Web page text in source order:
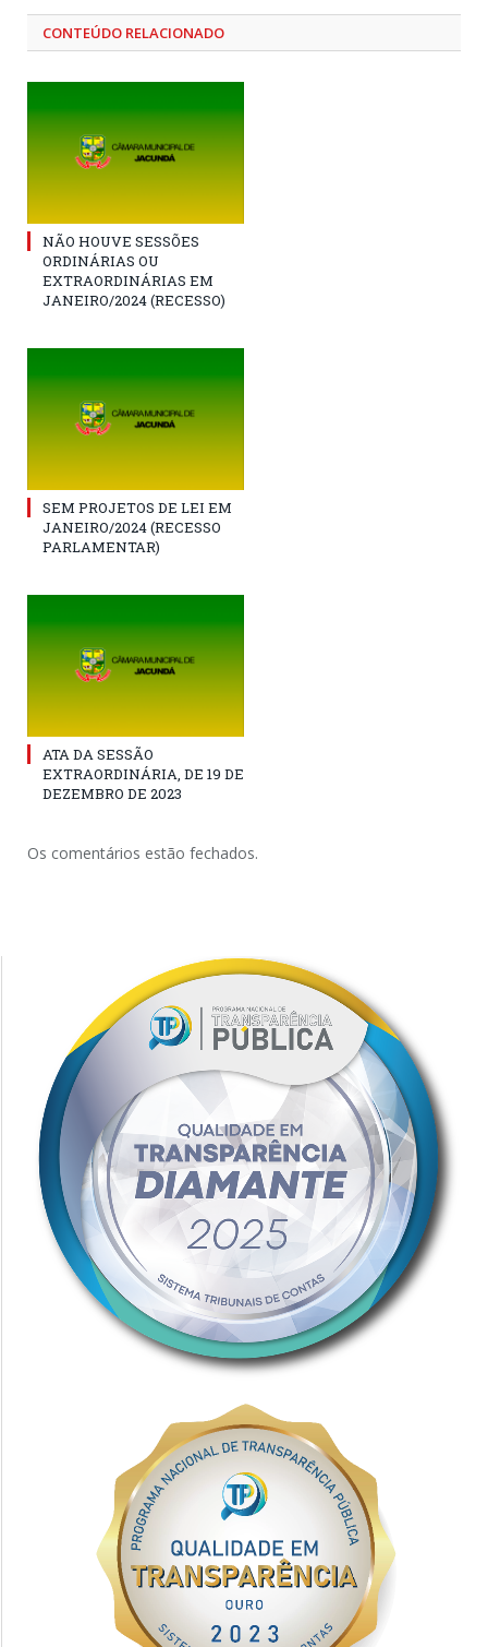
CONTEÚDO RELACIONADO
NÃO HOUVE SESSÕES
ORDINÁRIAS OU
EXTRAORDINÁRIAS EM
JANEIRO/2024 (RECESSO)
SEM PROJETOS DE LEI EM
JANEIRO/2024 (RECESSO
PARLAMENTAR)
ATA DA SESSÃO
EXTRAORDINÁRIA, DE 19 DE
DEZEMBRO DE 2023
Os comentários estão fechados.